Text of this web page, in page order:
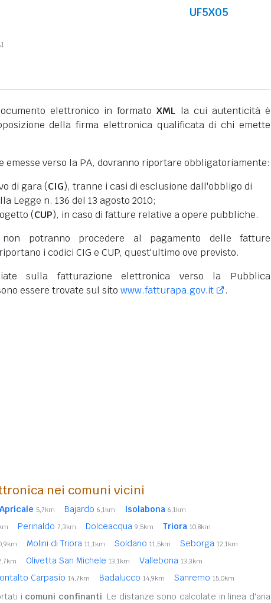
UF5X05
elettronico in formatoXML la cui autenticità è
della firma elettronica qualificata di chi emette
emesse verso la PA, dovranno riportare obbligatoriamente:
di gara (CIG), tranne i casi di esclusione dall'obbligo di
Legge n. 136 del 13 agosto 2010;
(CUP), in caso di fatture relative a opere pubbliche.
non potranno procedere al pagamento delle fatture
i codici CIG e CUP, quest'ultimo ove previsto.
sulla fatturazione elettronica verso la Pubblica
essere trovate sul sito www.fatturapa.gov.it .
nei comuni vicini
Apricale 5,7km Bajardo 6,1km Isolabona 6,1km
Perinaldo 7,3km Dolceacqua 9,5km Triora 10,8km
Molini di Triora 11,1km Soldano 11,5km Seborga 12,1km
Olivetta San Michele 13,1km Vallebona 13,3km
Carpasio 14,7km Badalucco 14,9km Sanremo 15,0km
i comuni confinanti. Le distanze sono calcolate in linea d'aria